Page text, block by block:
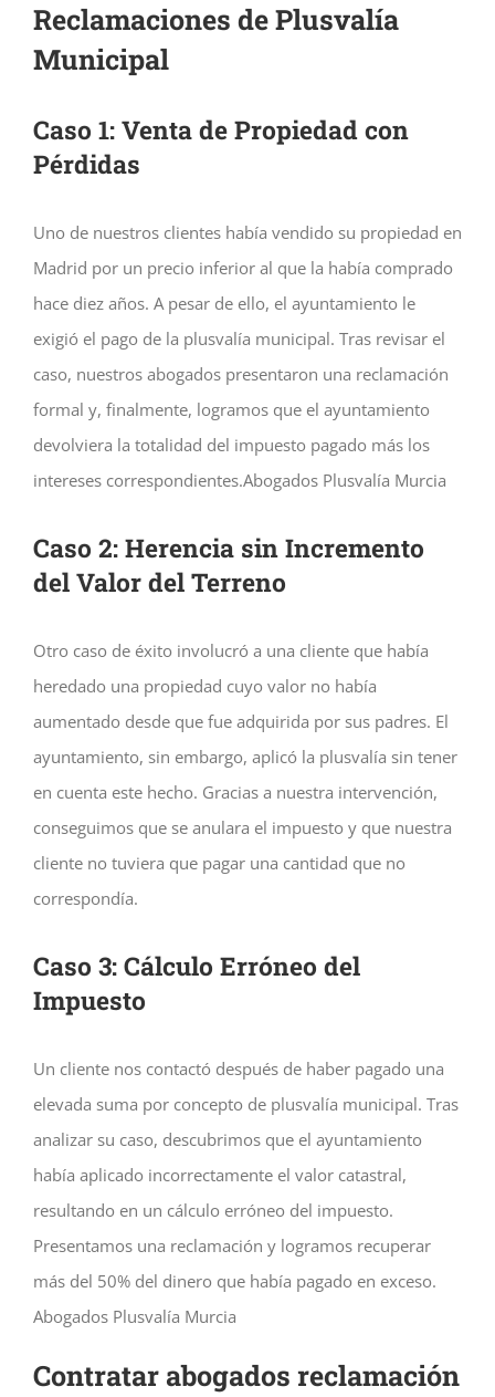
Reclamaciones de Plusvalía
Municipal
Caso 1: Venta de Propiedad con
Pérdidas
Uno de nuestros clientes había vendido su propiedad en
Madrid por un precio inferior al que la había comprado
hace diez años. A pesar de ello, el ayuntamiento le
exigió el pago de la plusvalía municipal. Tras revisar el
caso, nuestros abogados presentaron una reclamación
formal y, finalmente, logramos que el ayuntamiento
devolviera la totalidad del impuesto pagado más los
intereses correspondientes.Abogados Plusvalía Murcia
Caso 2: Herencia sin Incremento
del Valor del Terreno
Otro caso de éxito involucró a una cliente que había
heredado una propiedad cuyo valor no había
aumentado desde que fue adquirida por sus padres. El
ayuntamiento, sin embargo, aplicó la plusvalía sin tener
en cuenta este hecho. Gracias a nuestra intervención,
conseguimos que se anulara el impuesto y que nuestra
cliente no tuviera que pagar una cantidad que no
correspondía.
Caso 3: Cálculo Erróneo del
Impuesto
Un cliente nos contactó después de haber pagado una
elevada suma por concepto de plusvalía municipal. Tras
analizar su caso, descubrimos que el ayuntamiento
había aplicado incorrectamente el valor catastral,
resultando en un cálculo erróneo del impuesto.
Presentamos una reclamación y logramos recuperar
más del 50% del dinero que había pagado en exceso.
Abogados Plusvalía Murcia
Contratar abogados reclamación